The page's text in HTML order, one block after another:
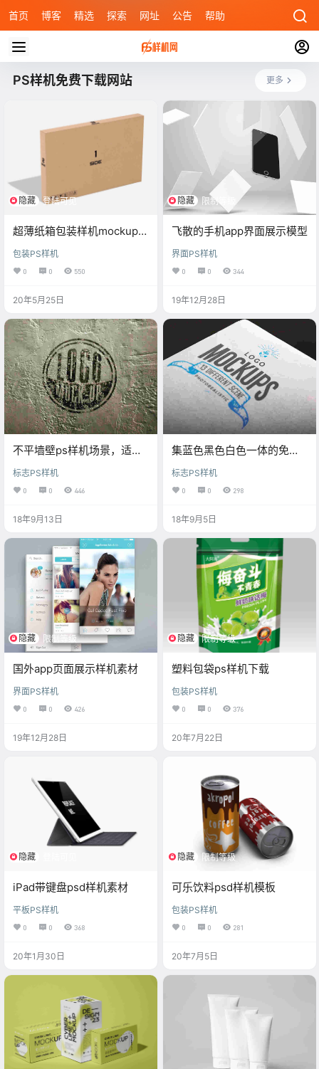
首页 博客 精选 探索 网址 公告 帮助
PS样机免费下载网站 更多
隐藏 登陆可见
超薄纸箱包装样机mockups
素材
包装PS样机
0 0 550
20年5月25日
隐藏 限制等级
飞散的手机app界面展示模型
界面PS样机
0 0 344
19年12月28日
不平墙壁ps样机场景，适合
logo样机模版
标志PS样机
0 0 446
18年9月13日
集蓝色黑色白色一体的免费
标志PS样机
0 0 298
18年9月5日
隐藏 限制等级
国外app页面展示样机素材
界面PS样机
0 0 426
19年12月28日
隐藏 限制等级
塑料包袋ps样机下载
包装PS样机
0 0 376
20年7月22日
隐藏
iPad带键盘psd样机素材
平板PS样机
0 0 368
20年1月30日
隐藏 限制等级
可乐饮料psd样机模板
包装PS样机
0 0 281
20年7月5日